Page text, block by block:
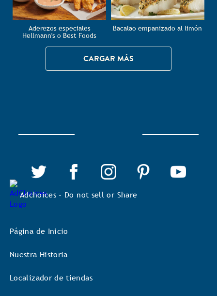
Aderezos especiales
Hellmann's o Best Foods
Bacalao empanizado al limón
CARGAR MÁS
Adchoices - Do not sell or Share
Página de Inicio
Nuestra Historia
Localizador de tiendas